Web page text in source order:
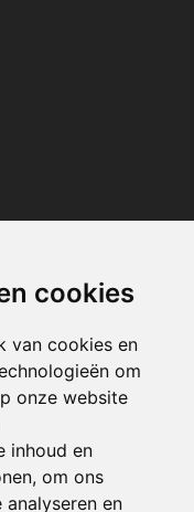
cookies
van cookies en
om
onze website
inhoud en
om ons
en